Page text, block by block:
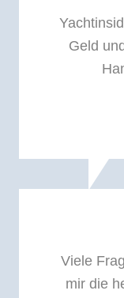
Geld
Viele
mir die